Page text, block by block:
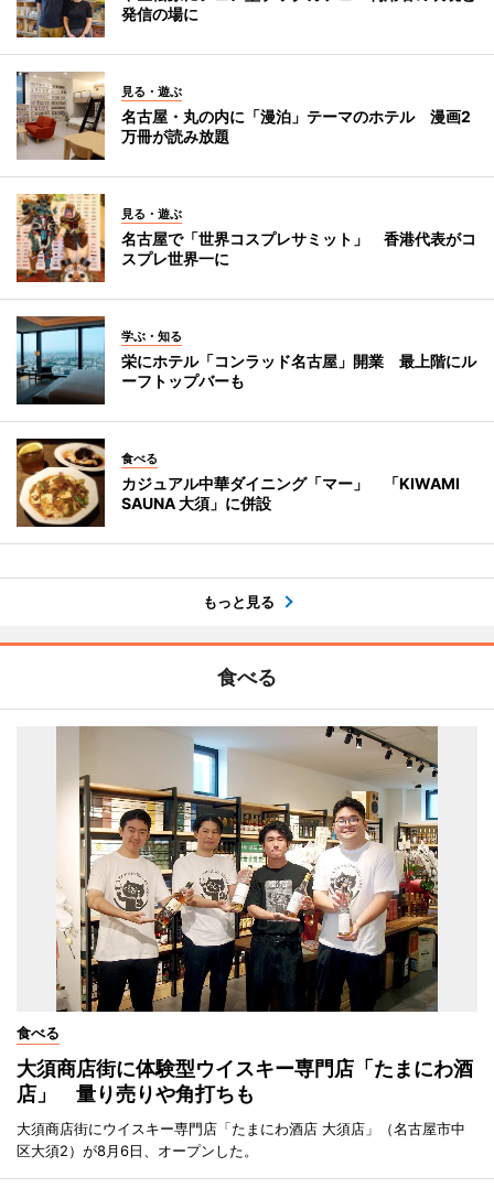
発信の場に
見る・遊ぶ
名古屋・丸の内に「漫泊」テーマのホテル 漫画2
万冊が読み放題
見る・遊ぶ
名古屋で「世界コスプレサミット」 香港代表がコ
スプレ世界一に
学ぶ・知る
栄にホテル「コンラッド名古屋」開業 最上階にル
ーフトップバーも
食べる
カジュアル中華ダイニング「マー」 「KIWAMI
SAUNA 大須」に併設
もっと見る
食べる
食べる
大須商店街に体験型ウイスキー専門店「たまにわ酒
店」 量り売りや角打ちも
大須商店街にウイスキー専門店「たまにわ酒店 大須店」（名古屋市中
区大須2）が8月6日、オープンした。